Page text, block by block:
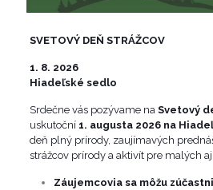
SVETOVÝ DEŇ STRÁŽCOV
1. 8. 2026
Hiadeľské sedlo
Srdečne vás pozývame na Svetový
uskutoční 1. augusta 2026 na
deň plný prírody, zaujímavých
strážcov prírody a aktivít pre malých aj
Záujemcovia sa môžu